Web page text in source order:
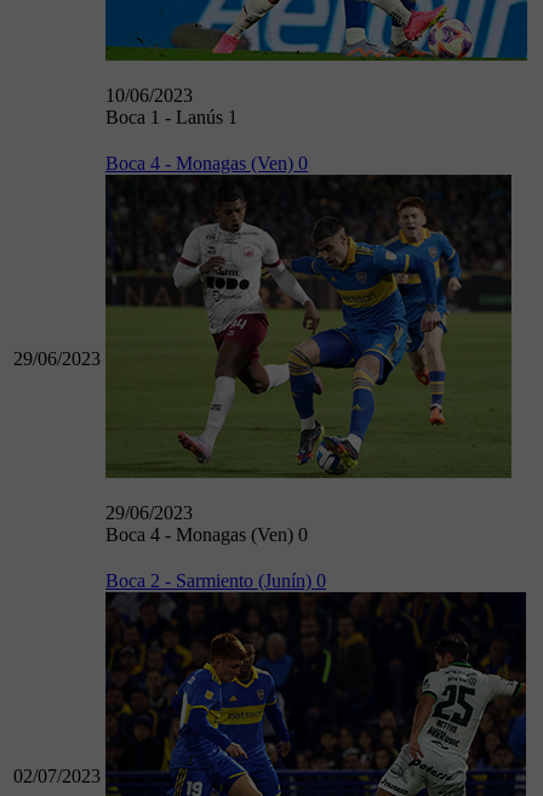
10/06/2023
Boca 1 - Lanús 1
29/06/2023
Boca 4 - Monagas (Ven) 0
29/06/2023
Boca 4 - Monagas (Ven) 0
02/07/2023
Boca 2 - Sarmiento (Junín) 0